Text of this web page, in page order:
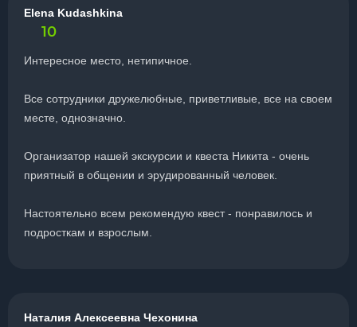
Elena Kudashkina
10
Интересное место, нетипичное.
Все сотрудники дружелюбные, приветливые, все на своем
месте, однозначно.
Организатор нашей экскурсии и квеста Никита - очень
приятный в общении и эрудированный человек.
Настоятельно всем рекомендую квест - понравилось и
подросткам и взрослым.
Наталия Алексеевна Чехонина